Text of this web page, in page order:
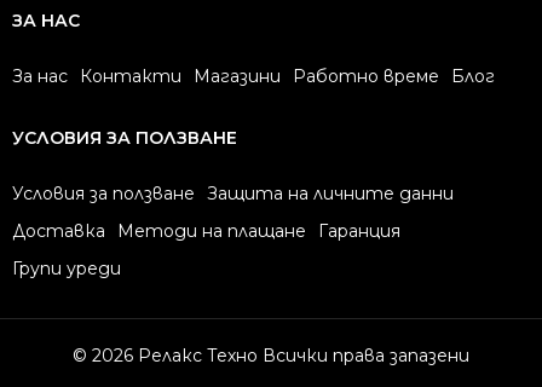
ЗА НАС
За нас Контакти Магазини Работно време Блог
УСЛОВИЯ ЗА ПОЛЗВАНЕ
Условия за ползване
Защита на личните данни
Доставка
Методи на плащане
Гаранция
Групи уреди
© 2026 Релакс Техно Всички права запазени